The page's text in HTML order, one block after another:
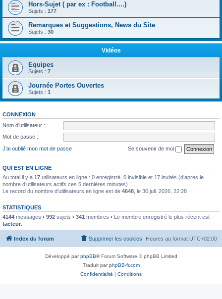
Hors-Sujet ( par ex : Football....)
Sujets : 177
Remarques et Suggestions, News du Site
Sujets : 30
Vidéos
Equipes
Sujets : 7
Journée Portes Ouvertes
Sujets : 1
CONNEXION
Nom d’utilisateur :
Mot de passe :
J’ai oublié mon mot de passe
Se souvenir de moi
QUI EST EN LIGNE
Au total il y a 17 utilisateurs en ligne : 0 enregistré, 0 invisible et 17 invités (d’après le
nombre d’utilisateurs actifs ces 5 dernières minutes)
Le record du nombre d’utilisateurs en ligne est de 4648 , le 30 juil. 2026, 22:28
STATISTIQUES
4144 messages • 992 sujets • 341 membres • Le membre enregistré le plus récent est
tacteur.
Index du forum Heures au format UTC+02:00
Supprimer les cookies
Développé parphpBB® Forum Software © phpBB Limited
Traduit parphpBB-fr.com
Confidentialité | Conditions